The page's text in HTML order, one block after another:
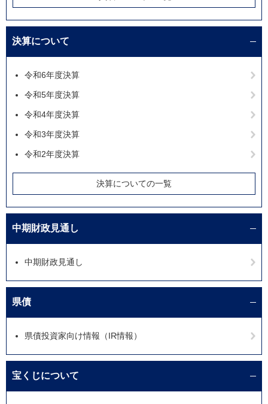
決算について
令和6年度決算
令和5年度決算
令和4年度決算
令和3年度決算
令和2年度決算
決算についての一覧
中期財政見通し
中期財政見通し
県債
県債投資家向け情報（IR情報）
宝くじについて